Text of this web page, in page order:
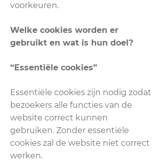
voorkeuren.
Welke cookies worden er
gebruikt en wat is hun doel?
“Essentiële cookies”
Essentiële cookies zijn nodig zodat
bezoekers alle functies van de
website correct kunnen
gebruiken. Zonder essentiële
cookies zal de website niet correct
werken.